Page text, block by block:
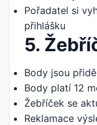
Pořadatel si
přihlášku
5.
Body jsou
Body platí 12
Žebříček se
Reklamace